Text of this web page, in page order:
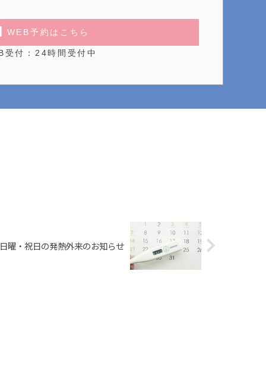
WEB予約はこちら
受付：24時間受付中
日曜・祝日の発熱外来のお知らせ